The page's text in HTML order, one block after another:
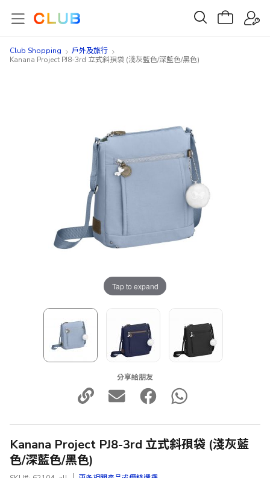
Club Shopping
戶外及旅行
Kanana Project PJ8-3rd 立式斜孭袋 (淺灰藍色/深藍色/黑色)
Tap to expand
分享給朋友
Kanana Project PJ8-3rd 立式斜孭袋 (淺灰藍
色/深藍色/黑色)